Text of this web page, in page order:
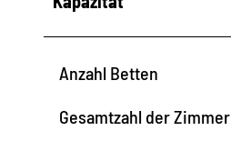
Anzahl Betten
Gesamtzahl der Zimmer